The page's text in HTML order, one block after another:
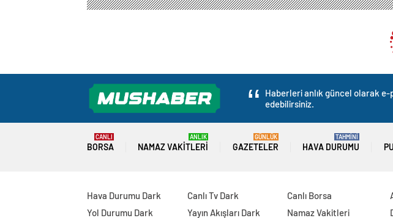
Irak’ın Süleymaniye kentinde KYB’nin PKK/
Irak’ın Süleymaniye kentinde
destek güvenlik sorununa
0
BEĞENDİM ABONE OL News
Irak’ın Süleymaniye kentindeki vatandaşlar, Kürdistan
Süleymaniyeliler, KYB’nin terör örgütü PKK’ya kent merkezi ve